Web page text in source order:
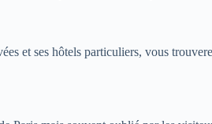
et ses hôtels particuliers, vous